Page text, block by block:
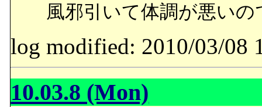
風邪引いて体調が悪いの
log modified: 2010/03/08
10.03.8 (Mon)